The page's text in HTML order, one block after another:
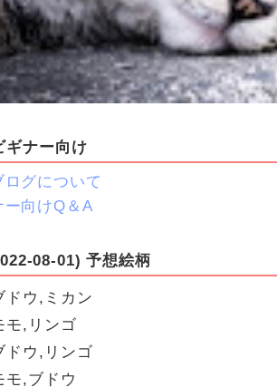
ギナー向け
ログについて
ー向けQ＆A
08-01) 予想絵柄
ドウ,ミカン
モ,リンゴ
ドウ,リンゴ
モ,ブドウ